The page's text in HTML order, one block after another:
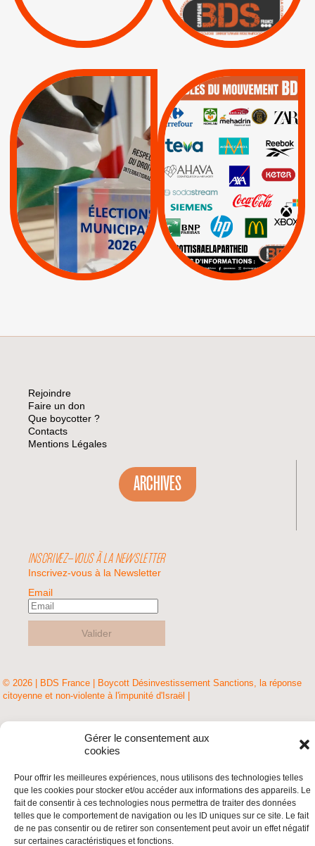
Gérer le consentement aux
cookies
Pour offrir les meilleures expériences, nous utilisons des technologies telles
que les cookies pour stocker et/ou accéder aux informations des appareils. Le
fait de consentir à ces technologies nous permettra de traiter des données
telles que le comportement de navigation ou les ID uniques sur ce site. Le fait
de ne pas consentir ou de retirer son consentement peut avoir un effet négatif
sur certaines caractéristiques et fonctions.
| Actus Pétitions
Lettres d'interpellation
MUNICIPALES 2026 :
JE VOTE POUR LE
RESPECT DU DROIT
INTERNATIONAL EN
PALESTINE
APPELS | Actus |
Espaces Sans
Apartheid
| Lettres d'interpellation
Pétitions
QUE BOYCOTTER ?
BOYCOTT /
AXA BNP | CAF |
Carrefour | HP |
Keter |
Livres et brochures |
Mehadrin | PUMA
Sodastream |
Visuels, tracts,
affiches,...
Rejoindre
Faire un don
Que boycotter ?
Contacts
Mentions Légales
ARCHIVES
INSCRIVEZ-VOUS À LA NEWSLETTER
Inscrivez-vous à la Newsletter
Email
Valider
© 2026 | BDS France | Boycott Désinvestissement Sanctions, la réponse
citoyenne et non-violente à l'impunité d'Israël |